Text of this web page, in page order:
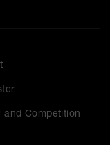
and Competition